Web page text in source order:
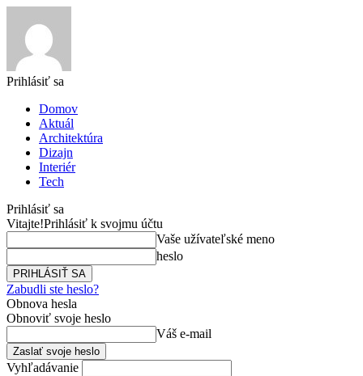
Prihlásiť sa
Domov
Aktuál
Architektúra
Dizajn
Interiér
Tech
Prihlásiť sa
Vitajte!Prihlásiť k svojmu účtu
Vaše užívateľské meno
heslo
Zabudli ste heslo?
Obnova hesla
Obnoviť svoje heslo
Váš e-mail
Vyhľadávanie